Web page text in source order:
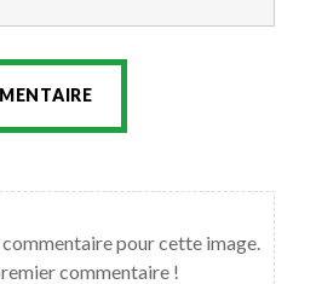
commentaire pour cette image.
commentaire !